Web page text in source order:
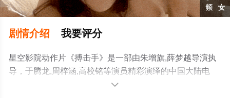
剧情介绍 我要评分
星空影院动作片《搏击手》是一部由朱增旗,薛梦越导演执
导，于腾龙,周梓涵,高校铭等演员精彩演绎的中国大陆电
影，手机免费观看高清未删减完整版电影大全就上星空影
